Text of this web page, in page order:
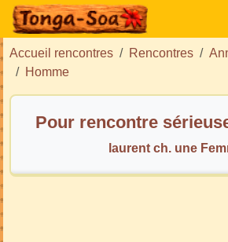
Accueil rencontres Rencontres
Homme
Pour rencontre
laurent ch. une